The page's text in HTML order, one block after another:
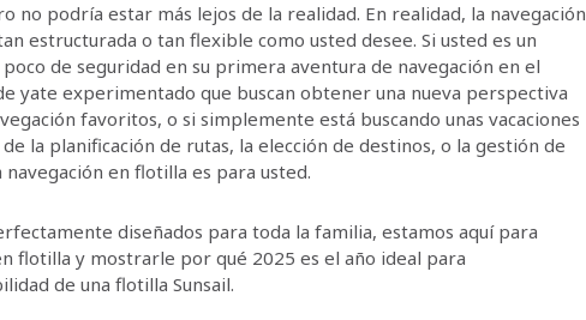
no podría estar más lejos de la realidad. En realidad, la navegación
estructurada o tan flexible como usted desee. Si usted es un
de seguridad en su primera aventura de navegación en el
yate experimentado que buscan obtener una nueva perspectiva
favoritos, o si simplemente está buscando unas vacaciones
la planificación de rutas, la elección de destinos, o la gestión de
en flotilla es para usted.
diseñados para toda la familia, estamos aquí para
flotilla y mostrarle por qué 2025 es el año ideal para
de una flotilla Sunsail.